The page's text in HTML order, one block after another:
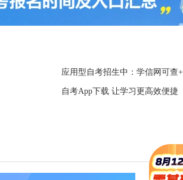
应用型自考招生中：学信网可查
自考App下载 让学习更高效便捷